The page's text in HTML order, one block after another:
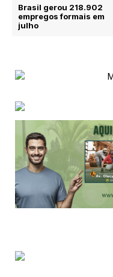
Brasil gerou 218.902
empregos formais em
julho